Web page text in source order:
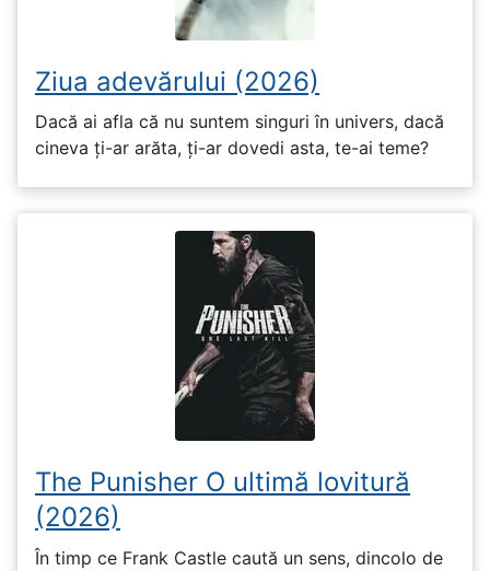
Ziua adevărului (2026)
Dacă ai afla că nu suntem singuri în univers, dacă
cineva ți-ar arăta, ți-ar dovedi asta, te-ai teme?
The Punisher O ultimă lovitură
(2026)
În timp ce Frank Castle caută un sens, dincolo de